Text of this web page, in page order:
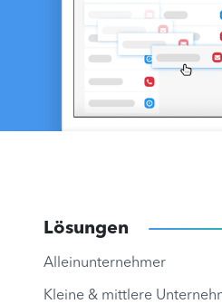
Lösungen
Alleinunternehmer
Kleine & mittlere